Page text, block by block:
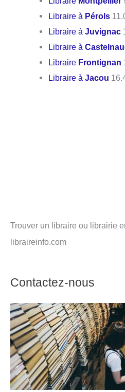
Libraire à Pérols
Libraire àJuvignac
Libraire à
Libraire Frontignan
Libraire àJacou
Trouver un libraire ou librairie
libraireinfo.com
Contactez-nous